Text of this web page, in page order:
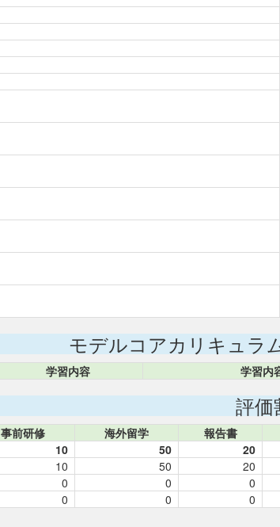
モデルコアカリキュラ
学習内容 学習内
評価
事前研修 海外留学 報告書
10 50 20
10 50 20
0 0 0
0 0 0